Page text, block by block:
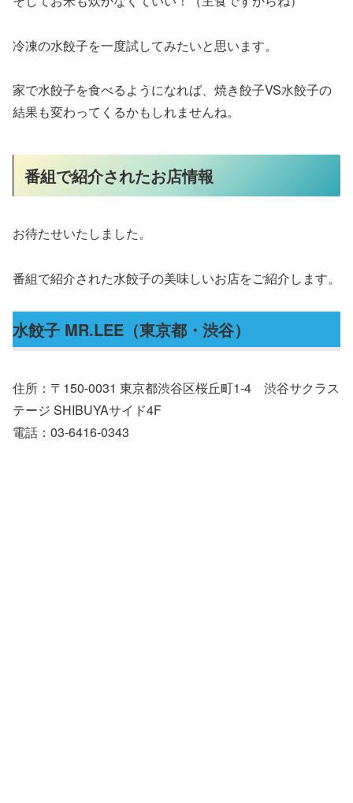
冷凍の水餃子を一度試してみたいと思います。
家で水餃子を食べるようになれば、焼き餃子VS水餃子の
結果も変わってくるかもしれませんね。
番組で紹介されたお店情報
お待たせいたしました。
番組で紹介された水餃子の美味しいお店をご紹介します。
水餃子 MR.LEE（東京都・渋谷）
住所：〒150-0031 東京都渋谷区桜丘町1-4 渋谷サクラス
テージ SHIBUYAサイド4F
電話：03-6416-0343